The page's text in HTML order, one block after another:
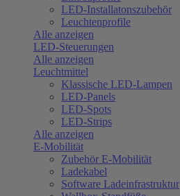
LED-Installatonszubehör
Leuchtenprofile
Alle anzeigen
LED-Steuerungen
Alle anzeigen
Leuchtmittel
Klassische LED-Lampen
LED-Panels
LED-Spots
LED-Strips
Alle anzeigen
E-Mobilität
Zubehör E-Mobilität
Ladekabel
Software Ladeinfrastruktur